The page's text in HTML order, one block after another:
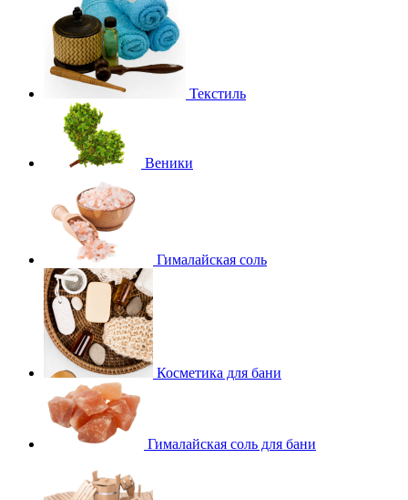
Текстиль
Веники
Гималайская соль
Косметика для бани
Гималайская соль для бани